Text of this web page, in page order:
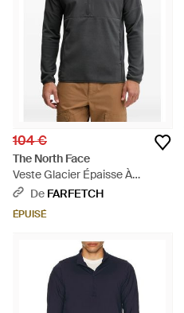
104 €
The North Face
Veste Glacier Épaisse À
Fermeture Zippée Intégrale -
Gris
De FARFETCH
ÉPUISÉ